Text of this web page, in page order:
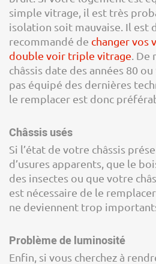
simple vitrage, il est très
isolation soit mauvaise. Il est
recommandé de changer vos
double voir triple vitrage .
châssis date des années 80
pas équipé des dernières
le remplacer est donc
Châssis usés
Si l’état de votre châssis
d’usures apparents, que le
des insectes ou que votre
est nécessaire de le
ne deviennent trop
Problème de luminosité
Enfin, si vous cherchez à